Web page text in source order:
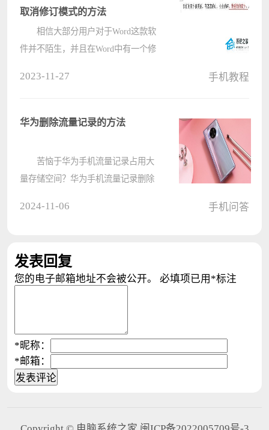
16????
取消修订模式的方法
相信大部分用户对于Word这款软
件并不陌生，并且在Word中有一个修
以了，因此需要取消修订模式，那么
2023-11-27 手机教程
华为删除流量记录的方法
苦恼于华为手机流量记录占用大
量存储空间？华为手机流量记录删除
置????
2024-11-06 手机问答
发表回复
您的电子邮箱地址不会被公开。 必填项已用 *标注
*昵称：
*邮箱：